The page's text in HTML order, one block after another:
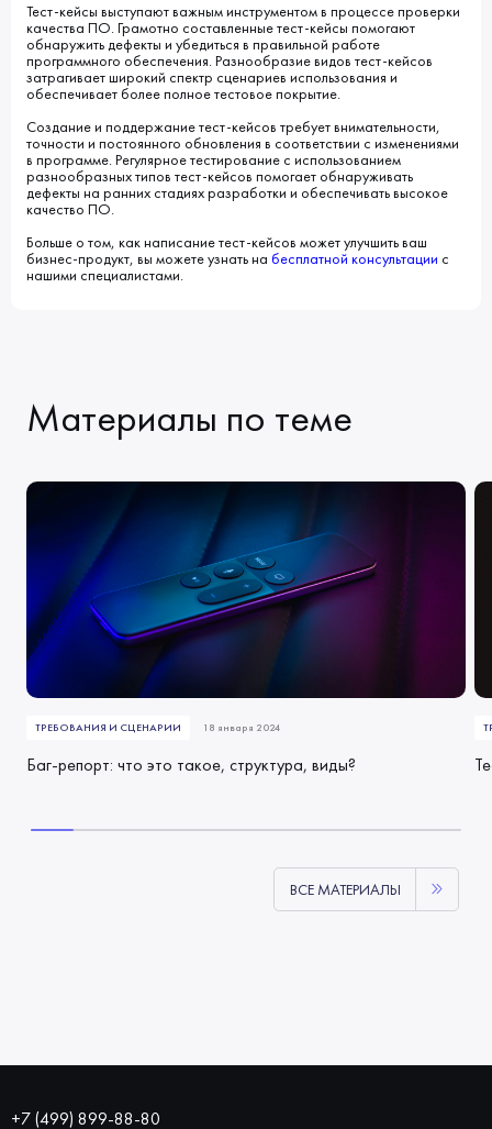
Тест-кейсы выступают важным инструментом в процессе проверки
качества ПО. Грамотно составленные тест-кейсы помогают
обнаружить дефекты и убедиться в правильной работе
программного обеспечения. Разнообразие видов тест-кейсов
затрагивает широкий спектр сценариев использования и
обеспечивает более полное тестовое покрытие.
Создание и поддержание тест-кейсов требует внимательности,
точности и постоянного обновления в соответствии с изменениями
в программе. Регулярное тестирование с использованием
разнообразных типов тест-кейсов помогает обнаруживать
дефекты на ранних стадиях разработки и обеспечивать высокое
качество ПО.
Больше о том, как написание тест-кейсов может улучшить ваш
бизнес-продукт, вы можете узнать на бесплатной консультации с
нашими специалистами.
Материалы по теме
ТРЕБОВАНИЯ И СЦЕНАРИИ 18 января 2024
Баг-репорт: что это такое, структура, виды?
ВСЕ МАТЕРИАЛЫ
+7 (499) 899-88-80